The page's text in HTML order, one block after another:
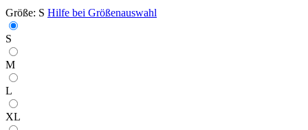
Größe: S Hilfe bei Größenauswahl
S
M
L
XL